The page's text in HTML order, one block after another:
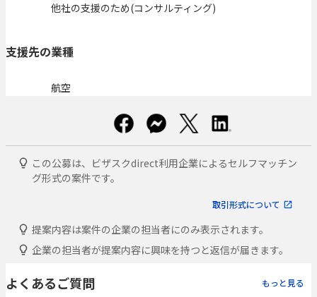
他社の支援のため(コンサルティング)
支援先の業種
航空
この公募は、ビザスクdirect利用企業によるセルフマッチン
グ形式の案件です。
取引形式について
提案内容は案件の企業の担当者にのみ表示されます。
企業の担当者が提案内容に興味を持つと返信が届きます。
よくあるご質問 もっと見る